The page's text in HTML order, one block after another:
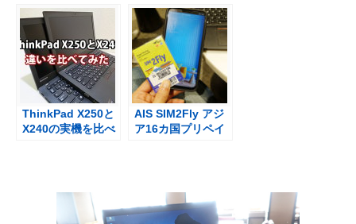
ThinkPad X250と
X240の実機を比べ
AIS SIM2Fly アジ
ア16カ国プリペイ